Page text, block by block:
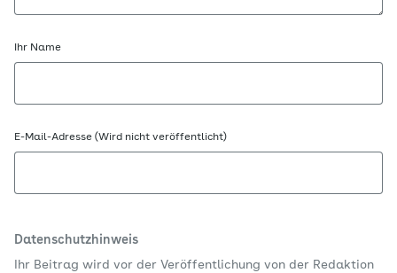
Ihr Name
E-Mail-Adresse (Wird nicht veröffentlicht)
Datenschutzhinweis
Ihr Beitrag wird vor der Veröffentlichung von der Redaktion